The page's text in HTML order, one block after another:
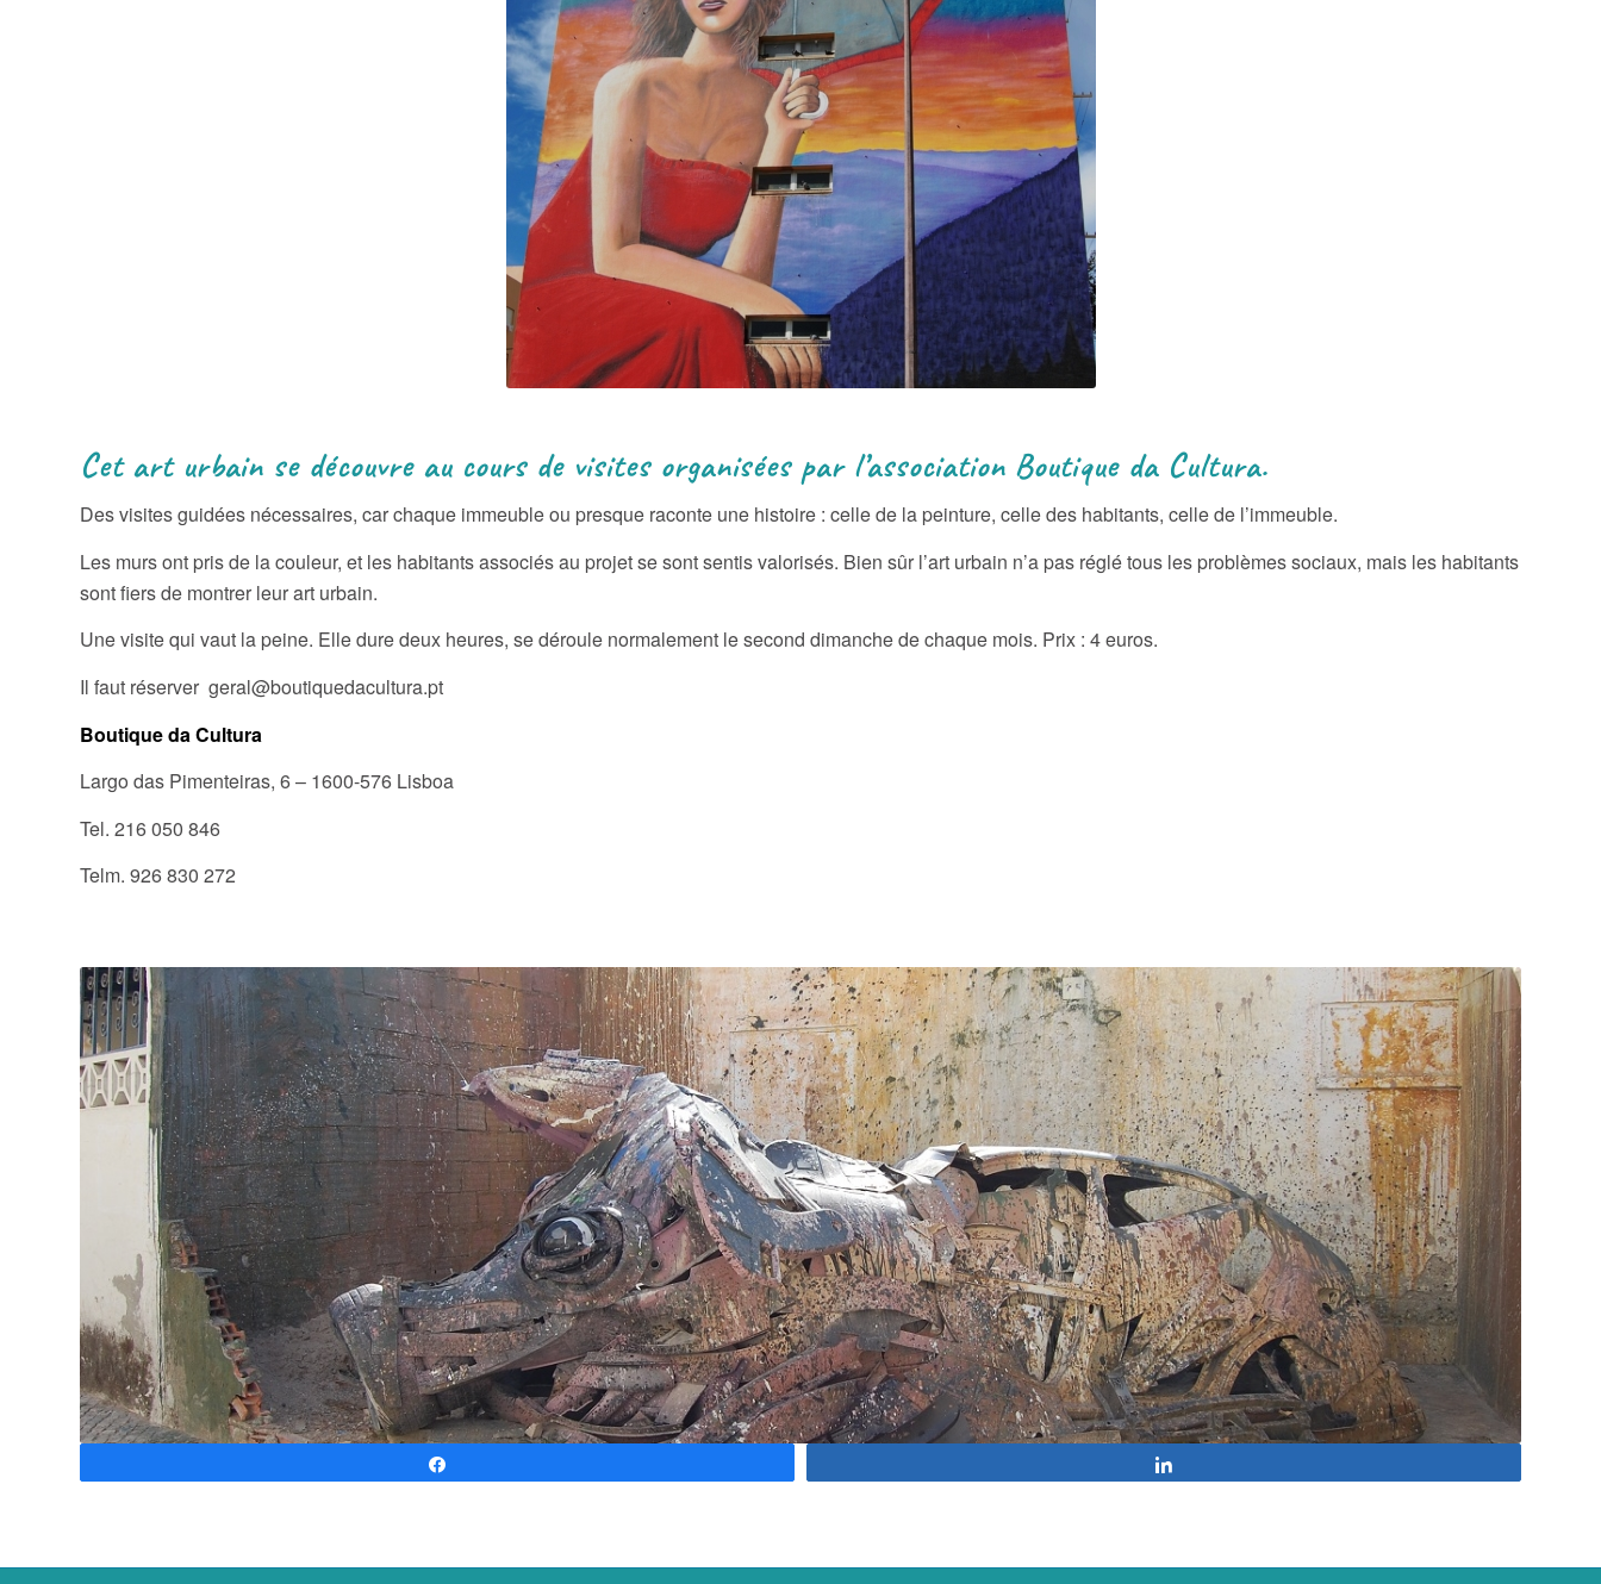
Cet art urbain se découvre au cours de visites organisées par l’association Boutique da Cultura.
Des visites guidées nécessaires, car chaque immeuble ou presque raconte une histoire : celle de la peinture, celle des habitants, celle de l’immeuble.
Les murs ont pris de la couleur, et les habitants associés au projet se sont sentis valorisés. Bien sûr l’art urbain n’a pas réglé tous les problèmes sociaux, mais les habitants
sont fiers de montrer leur art urbain.
Une visite qui vaut la peine. Elle dure deux heures, se déroule normalement le second dimanche de chaque mois. Prix : 4 euros.
Il faut réserver geral@boutiquedacultura.pt
Boutique da Cultura
Largo das Pimenteiras, 6 – 1600-576 Lisboa
Tel. 216 050 846
Telm. 926 830 272